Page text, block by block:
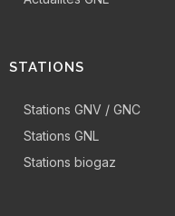
STATIONS
Stations GNV / GNC
Stations GNL
Stations biogaz